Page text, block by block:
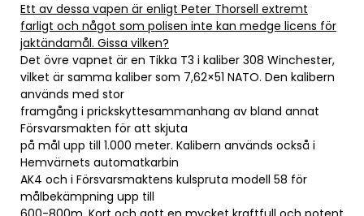
Ett av dessa vapen är enligt Peter Thorsell extremt
farligt och något som polisen inte kan medge licens för
jaktändamål. Gissa vilken?
Det övre vapnet är en Tikka T3 i kaliber 308 Winchester,
vilket är samma kaliber som 7,62×51 NATO. Den kalibern
används med stor
framgång i prickskyttesammanhang av bland annat
Försvarsmakten för att skjuta
på mål upp till 1.000 meter. Kalibern används också i
Hemvärnets automatkarbin
AK4 och i Försvarsmaktens kulspruta modell 58 för
målbekämpning upp till